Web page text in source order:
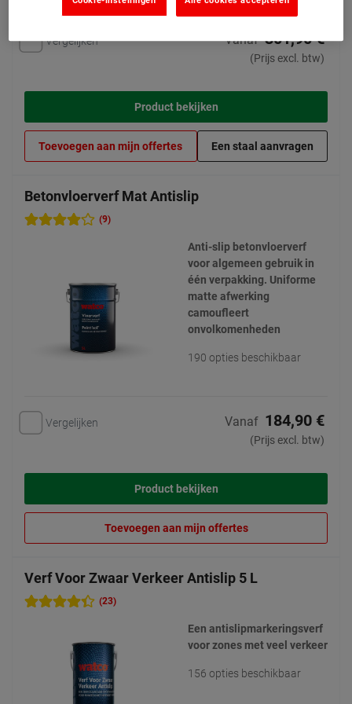
Vergelijken Vanaf 301,90 €
(Prijs excl. btw)
Product bekijken
Toevoegen aan mijn offertes Een staal aanvragen
Betonvloerverf Mat Antislip
(9)
Anti-slip betonvloerverf
voor algemeen gebruik in
één verpakking. Uniforme
matte afwerking
camoufleert
onvolkomenheden
190 opties beschikbaar
Vergelijken Vanaf 184,90 €
(Prijs excl. btw)
Product bekijken
Toevoegen aan mijn offertes
Verf Voor Zwaar Verkeer Antislip 5 L
(23)
Een antislipmarkeringsverf
voor zones met veel verkeer
156 opties beschikbaar